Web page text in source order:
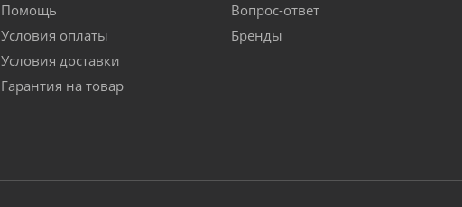
Помощь
Условия оплаты
Условия доставки
Гарантия на товар
Вопрос-ответ
Бренды